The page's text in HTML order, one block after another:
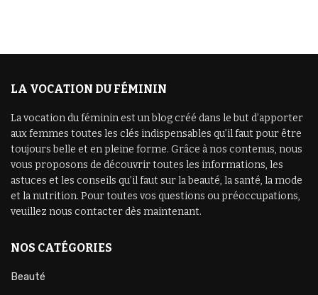
LA VOCATION DU FÉMININ
La vocation du féminin est un blog créé dans le but d’apporter
aux femmes toutes les clés indispensables qu’il faut pour être
toujours belle et en pleine forme. Grâce à nos contenus, nous
vous proposons de découvrir toutes les informations, les
astuces et les conseils qu’il faut sur la beauté, la santé, la mode
et la nutrition. Pour toutes vos questions ou préoccupations,
veuillez nous contacter dès maintenant.
NOS CATÉGORIES
Beauté